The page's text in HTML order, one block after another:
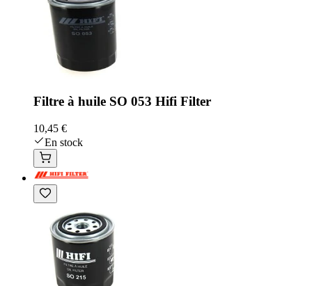
Filtre à huile SO 053 Hifi Filter
10,45 €
En stock